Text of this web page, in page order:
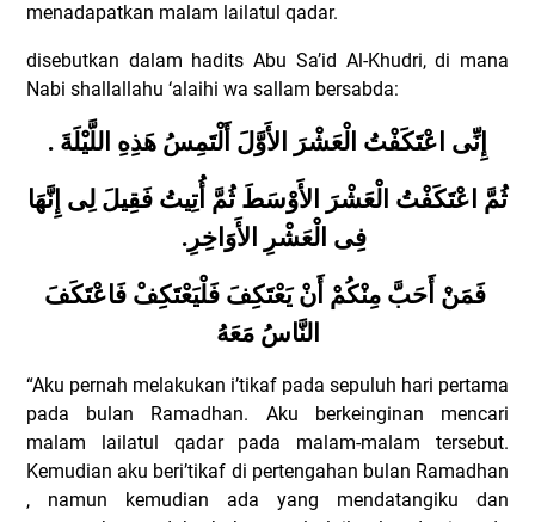
menadapatkan malam lailatul qadar.
disebutkan dalam hadits Abu Sa’id Al-Khudri, di mana
Nabi shallallahu ‘alaihi wa sallam bersabda:
إِنِّى اعْتَكَفْتُ الْعَشْرَ الأَوَّلَ أَلْتَمِسُ هَذِهِ اللَّيْلَةَ .
ثُمَّ اعْتَكَفْتُ الْعَشْرَ الأَوْسَطَ ثُمَّ أُتِيتُ فَقِيلَ لِى إِنَّهَا
فِى الْعَشْرِ الأَوَاخِرِ.
فَمَنْ أَحَبَّ مِنْكُمْ أَنْ يَعْتَكِفَ فَلْيَعْتَكِفْ فَاعْتَكَفَ
النَّاسُ مَعَهُ
“Aku pernah melakukan i’tikaf pada sepuluh hari pertama
pada bulan Ramadhan. Aku berkeinginan mencari
malam lailatul qadar pada malam-malam tersebut.
Kemudian aku beri’tikaf di pertengahan bulan Ramadhan
, namun kemudian ada yang mendatangiku dan